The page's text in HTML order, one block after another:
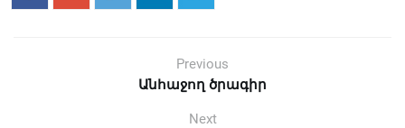
Previous
Անհաջող ծրագիր
Next